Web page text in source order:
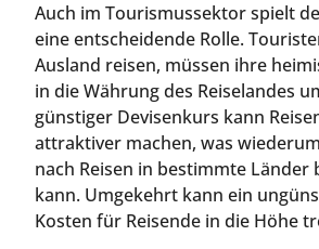
Auch im Tourismussektor spielt
eine entscheidende Rolle.
Ausland reisen, müssen ihre
in die Währung des Reiselandes
günstiger Devisenkurs kann
attraktiver machen, was
nach Reisen in bestimmte Länder
kann. Umgekehrt kann ein
Kosten für Reisende in die Höhe